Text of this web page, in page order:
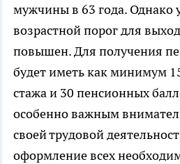
мужчины в 63 года. Однако
возрастной порог для
повышен. Для получения
будет иметь как минимум
стажа и 30 пенсионных
особенно важным
своей трудовой
оформление всех